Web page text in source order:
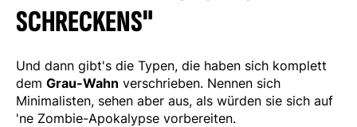
SCHRECKENS"
Und dann gibt's die Typen, die haben sich komplett
dem Grau-Wahn verschrieben. Nennen sich
Minimalisten, sehen aber aus, als würden sie sich auf
'ne Zombie-Apokalypse vorbereiten.